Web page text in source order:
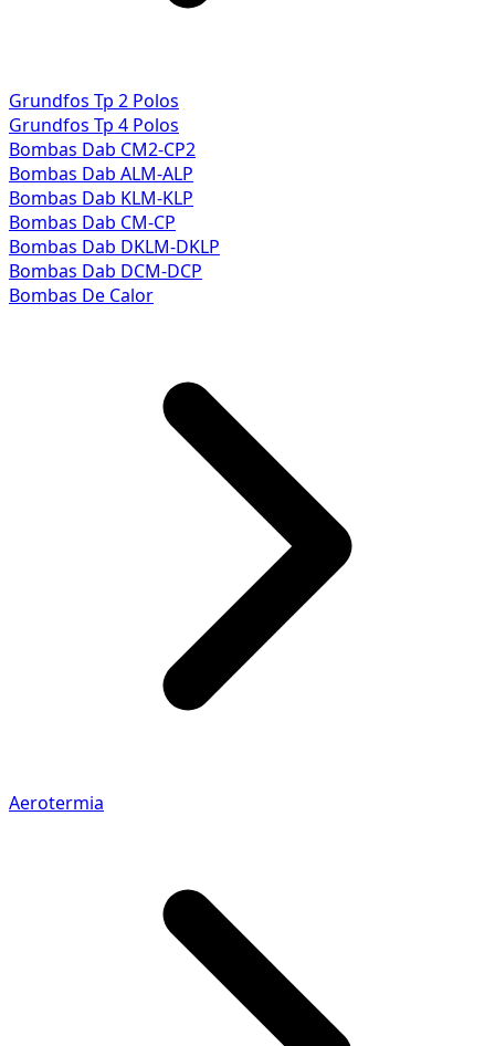
Grundfos Tp 2 Polos
Grundfos Tp 4 Polos
Bombas Dab CM2-CP2
Bombas Dab ALM-ALP
Bombas Dab KLM-KLP
Bombas Dab CM-CP
Bombas Dab DKLM-DKLP
Bombas Dab DCM-DCP
Bombas De Calor
Aerotermia